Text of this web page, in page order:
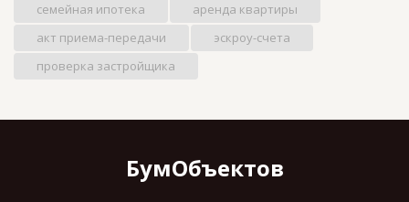
семейная ипотека
аренда квартиры
акт приема-передачи
эскроу-счета
проверка застройщика
БумОбъектов